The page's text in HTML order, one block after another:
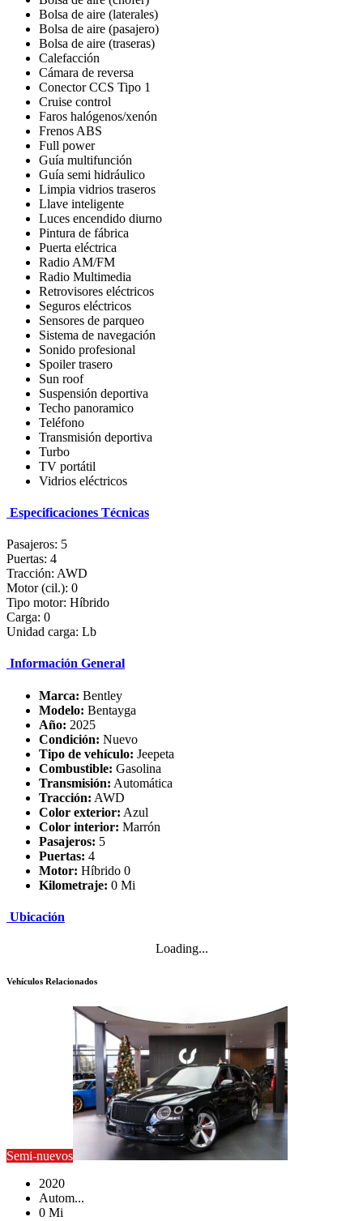
Bolsa de aire (laterales)
Bolsa de aire (pasajero)
Bolsa de aire (traseras)
Calefacción
Cámara de reversa
Conector CCS Tipo 1
Cruise control
Faros halógenos/xenón
Frenos ABS
Full power
Guía multifunción
Guía semi hidráulico
Limpia vidrios traseros
Llave inteligente
Luces encendido diurno
Pintura de fábrica
Puerta eléctrica
Radio AM/FM
Radio Multimedia
Retrovisores eléctricos
Seguros eléctricos
Sensores de parqueo
Sistema de navegación
Sonido profesional
Spoiler trasero
Sun roof
Suspensión deportiva
Techo panoramico
Teléfono
Transmisión deportiva
Turbo
TV portátil
Vidrios eléctricos
Especificaciones Técnicas
Pasajeros: 5
Puertas: 4
Tracción: AWD
Motor (cil.): 0
Tipo motor: Híbrido
Carga: 0
Unidad carga: Lb
Información General
Marca: Bentley
Modelo: Bentayga
Año: 2025
Condición: Nuevo
Tipo de vehículo: Jeepeta
Combustible: Gasolina
Transmisión: Automática
Tracción: AWD
Color exterior: Azul
Color interior: Marrón
Pasajeros: 5
Puertas: 4
Motor: Híbrido 0
Kilometraje: 0 Mi
Ubicación
Loading...
Vehículos Relacionados
Semi-nuevos
2020
Autom...
0 Mi